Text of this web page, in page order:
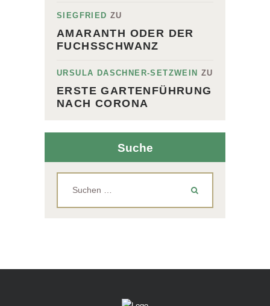
SIEGFRIED ZU
AMARANTH ODER DER
FUCHSSCHWANZ
URSULA DASCHNER-SETZWEIN ZU
ERSTE GARTENFÜHRUNG
NACH CORONA
Suche
nach: